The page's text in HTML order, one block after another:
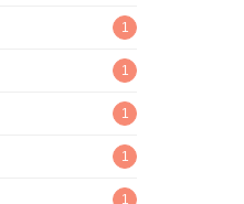
1
1
1
1
1